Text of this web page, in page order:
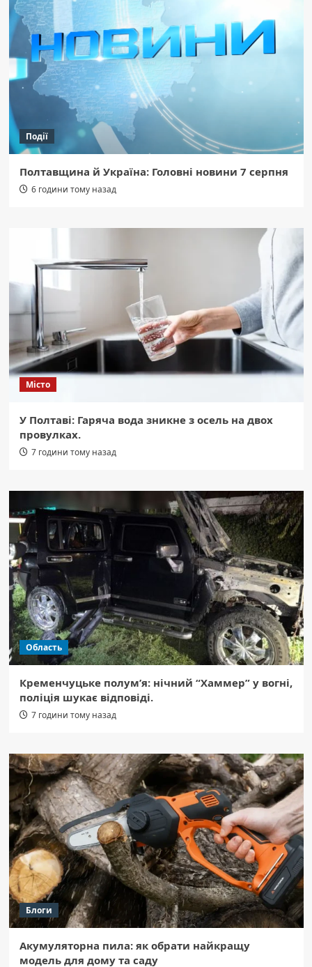
Події
Полтавщина й Україна: Головні новини 7 серпня
6 години тому назад
Місто
У Полтаві: Гаряча вода зникне з осель на двох
провулках.
7 години тому назад
Область
Кременчуцьке полум’я: нічний “Хаммер” у вогні,
поліція шукає відповіді.
7 години тому назад
Блоги
Акумуляторна пила: як обрати найкращу
модель для дому та саду